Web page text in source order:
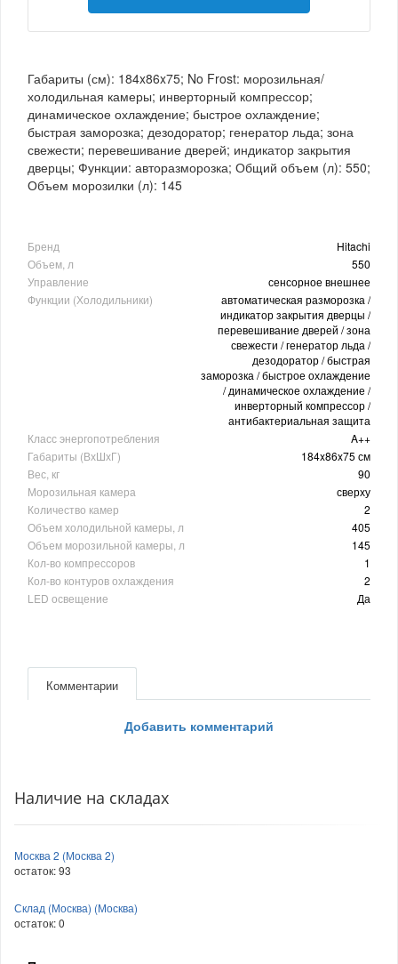
Габариты (см): 184x86x75; No Frost: морозильная/
холодильная камеры; инверторный компрессор;
динамическое охлаждение; быстрое охлаждение;
быстрая заморозка; дезодоратор; генератор льда; зона
свежести; перевешивание дверей; индикатор закрытия
дверцы; Функции: авторазморозка; Общий объем (л): 550;
Объем морозилки (л): 145
Бренд
Hitachi
Объем, л
550
Управление
сенсорное внешнее
Функции (Холодильники)
автоматическая разморозка /
индикатор закрытия дверцы /
перевешивание дверей / зона
свежести / генератор льда /
дезодоратор / быстрая
заморозка / быстрое охлаждение
/ динамическое охлаждение /
инверторный компрессор /
антибактериальная защита
Класс энергопотребления
A++
Габариты (ВхШхГ)
184x86x75 см
Вес, кг
90
Морозильная камера
сверху
Количество камер
2
Объем холодильной камеры, л
405
Объем морозильной камеры, л
145
Кол-во компрессоров
1
Кол-во контуров охлаждения
2
LED освещение
Да
Комментарии
Добавить комментарий
Наличие на складах
Москва 2 (Москва 2)
остаток:93
Склад (Москва) (Москва)
остаток:0